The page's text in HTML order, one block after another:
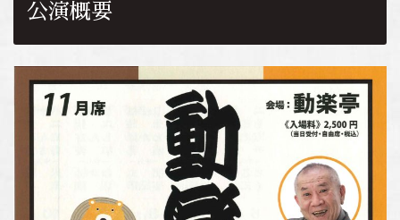
公演概要